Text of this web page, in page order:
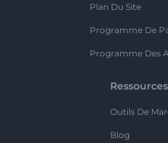
Plan Du Site
Programme De
Programme Des
Ressources
Outils De
Blog